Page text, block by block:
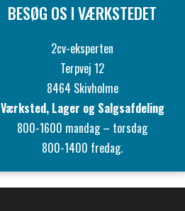
BESØG OS I VÆRKSTEDET
2cv-eksperten
Terpvej 12
8464 Skivholme
Værksted, Lager og Salgsafdeling
800-1600 mandag – torsdag
800-1400 fredag.